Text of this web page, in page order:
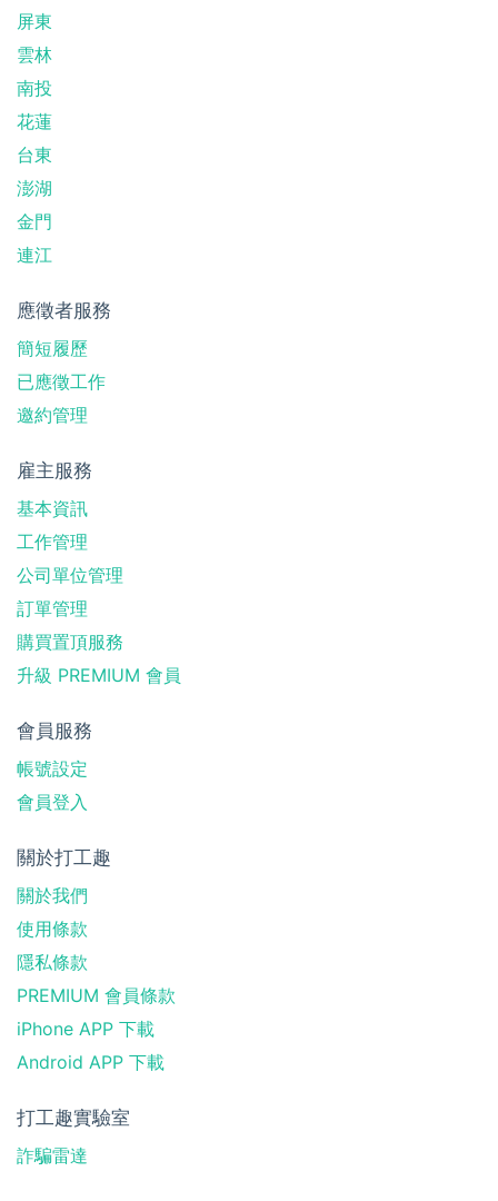
屏東
雲林
南投
花蓮
台東
澎湖
金門
連江
應徵者服務
簡短履歷
已應徵工作
邀約管理
雇主服務
基本資訊
工作管理
公司單位管理
訂單管理
購買置頂服務
升級 PREMIUM 會員
會員服務
帳號設定
會員登入
關於打工趣
關於我們
使用條款
隱私條款
PREMIUM 會員條款
iPhone APP 下載
Android APP 下載
打工趣實驗室
詐騙雷達